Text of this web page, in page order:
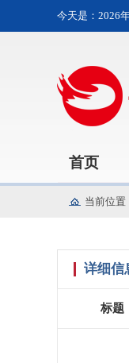
今天是： 2026
首页
当前位置
详细信
标题